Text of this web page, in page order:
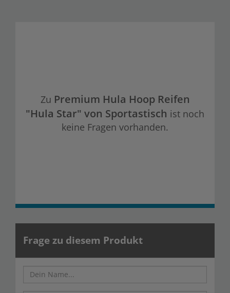
Zu Premium Hula Hoop Reifen
"Hula Star" von Sportastisch ist noch
keine Fragen vorhanden.
Frage zu diesem Produkt